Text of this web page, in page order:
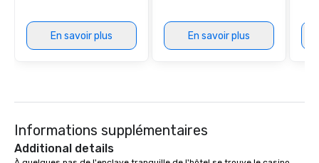
En savoir plus En savoir plus
Informations supplémentaires
Additional details